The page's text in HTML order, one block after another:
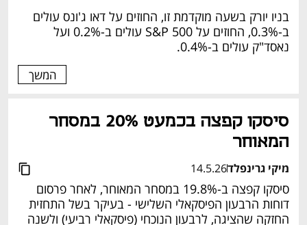
ב-0.3%, החוזים על S&P 500 עולים ב-0.2% ועל
נאסד"ק עולים ב-0.4%.
המשך
המאוחר
מיקי גרינפלד14.5.26
דוחות הרבעון הפיסקאלי השלישי - בעיקר בשל התחזית